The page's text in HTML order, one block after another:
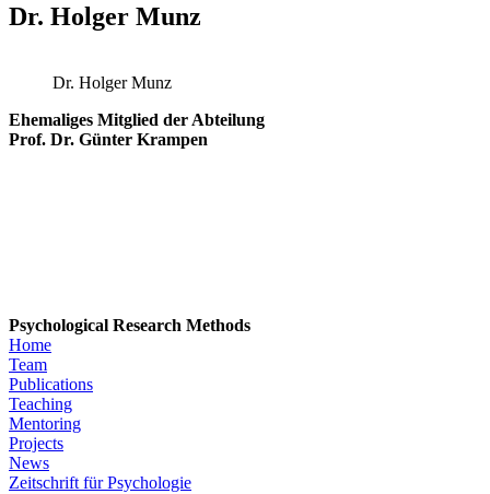
Dr. Holger Munz
Dr. Holger Munz
Ehemaliges Mitglied der Abteilung
Prof. Dr. Günter Krampen
Psychological Research Methods
Home
Team
Publications
Teaching
Mentoring
Projects
News
Zeitschrift für Psychologie